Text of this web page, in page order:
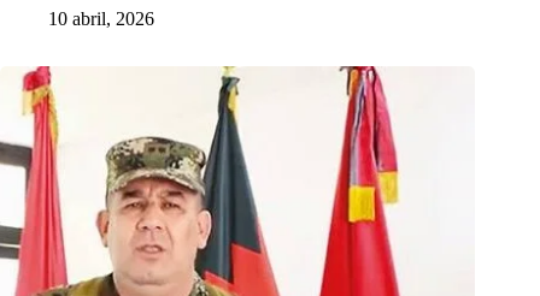
10 abril, 2026